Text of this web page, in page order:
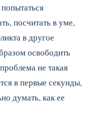
посчитать в уме,
в другое
освободить
не такая
в первые секунды,
думать, как ее